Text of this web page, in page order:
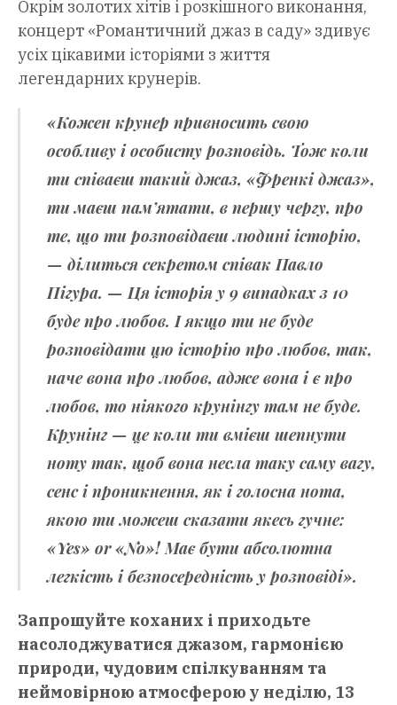
Окрім золотих хітів і розкішного виконання,
концерт «Романтичний джаз в саду» здивує
усіх цікавими історіями з життя
легендарних крунерів.
«Кожен крунер привносить свою
особливу і особисту розповідь. Тож коли
ти співаєш такий джаз, «Френкі джаз»,
ти маєш пам’ятати, в першу чергу, про
те, що ти розповідаєш людині історію,
— ділиться секретом співак Павло
Пігура. — Ця історія у 9 випадках з 10
буде про любов. І якщо ти не буде
розповідати цю історію про любов, так,
наче вона про любов, адже вона і є про
любов, то ніякого крунінгу там не буде.
Крунінг — це коли ти вмієш шепнути
ноту так, щоб вона несла таку саму вагу,
сенс і проникнення, як і голосна нота,
якою ти можеш сказати якесь гучне:
«Yes» or «No»! Має бути абсолютна
легкість і безпосередність у розповіді».
Запрошуйте коханих і приходьте
насолоджуватися джазом, гармонією
природи, чудовим спілкуванням та
неймовірною атмосферою у неділю, 13